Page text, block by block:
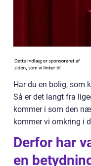
Har du en bolig, som
Så er det langt fra
kommer i som den
kommer vi omkring i
Derfor har
en